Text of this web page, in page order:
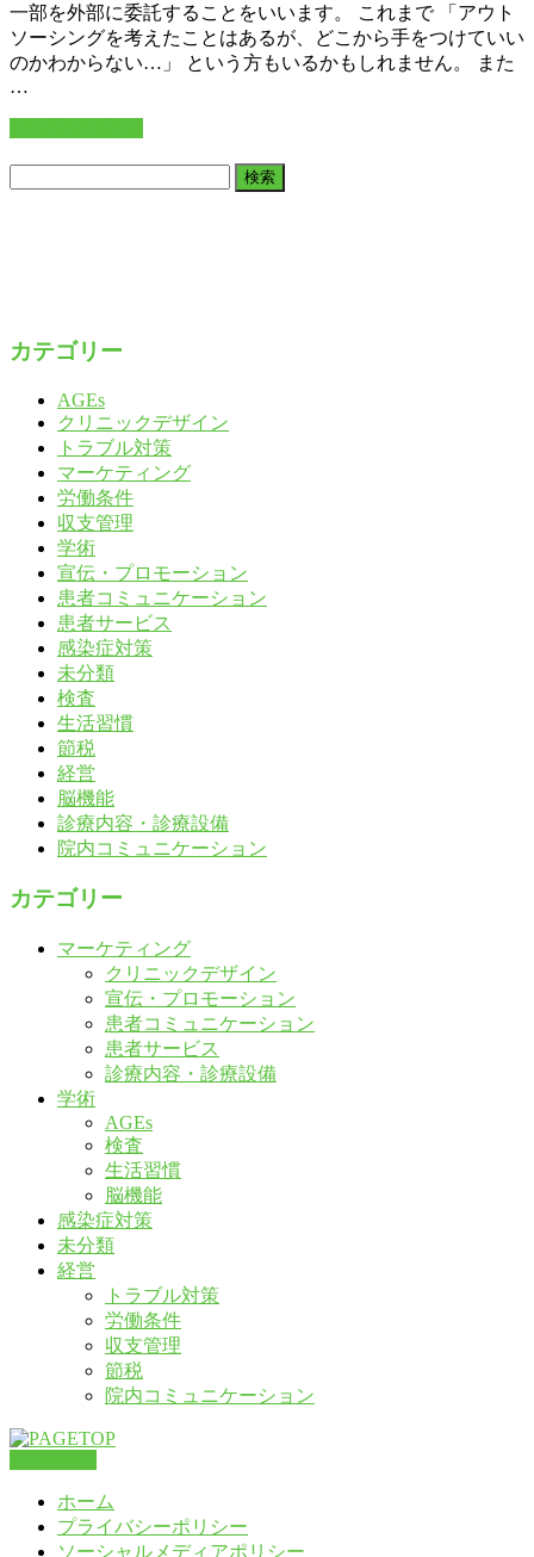
一部を外部に委託することをいいます。 これまで 「アウト
ソーシングを考えたことはあるが、どこから手をつけていい
のかわからない…」 という方もいるかもしれません。 また
…
カテゴリー
AGEs
クリニックデザイン
トラブル対策
マーケティング
労働条件
収支管理
学術
宣伝・プロモーション
患者コミュニケーション
患者サービス
感染症対策
未分類
検査
生活習慣
節税
経営
脳機能
診療内容・診療設備
院内コミュニケーション
カテゴリー
マーケティング
クリニックデザイン
宣伝・プロモーション
患者コミュニケーション
患者サービス
診療内容・診療設備
学術
AGEs
検査
生活習慣
脳機能
感染症対策
未分類
経営
トラブル対策
労働条件
収支管理
節税
院内コミュニケーション
ホーム
プライバシーポリシー
ソーシャルメディアポリシー